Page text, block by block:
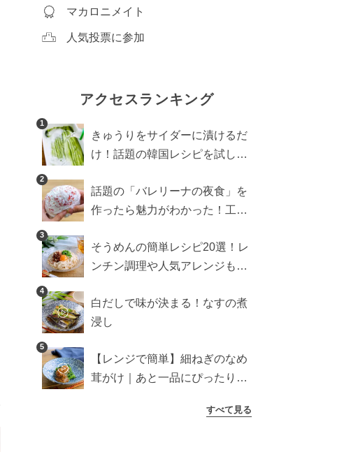
マカロニメイト
人気投票に参加
アクセスランキング
1
きゅうりをサイダーに漬けるだ
け！話題の韓国レシピを試した
2
話題の「バレリーナの夜食」を
作ったら魅力がわかった！工程
3
そうめんの簡単レシピ20選！レ
ンチン調理や人気アレンジも紹
4
白だしで味が決まる！なすの煮
浸し
5
【レンジで簡単】細ねぎのなめ
茸がけ｜あと一品にぴったり副
すべて見る